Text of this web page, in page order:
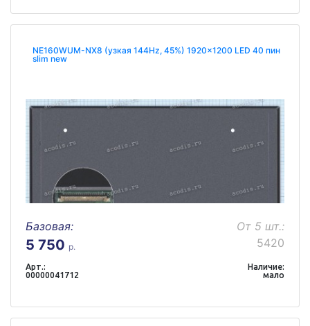
NE160WUM-NX8 (узкая 144Hz, 45%) 1920x1200 LED 40 пин
slim new
Базовая:
5 750 р.
От 5 шт.:
5420
Арт.:
00000041712
Наличие:
мало